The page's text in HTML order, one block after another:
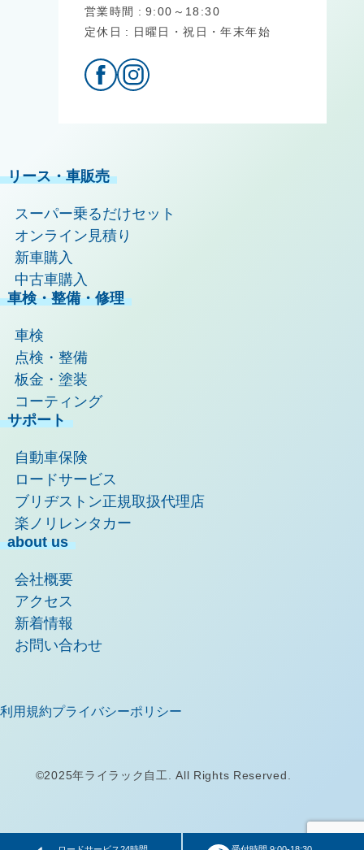
営業時間
9:00～18:30
定休日
日曜日・祝日・年末年始
リース・車販売
スーパー乗るだけセット
オンライン見積り
新車購入
中古車購入
車検・整備・修理
車検
点検・整備
板金・塗装
コーティング
サポート
自動車保険
ロードサービス
ブリヂストン正規取扱代理店
楽ノリレンタカー
about us
会社概要
アクセス
新着情報
お問い合わせ
利用規約プライバシーポリシー
©2025年ライラック自工. All Rights Reserved.